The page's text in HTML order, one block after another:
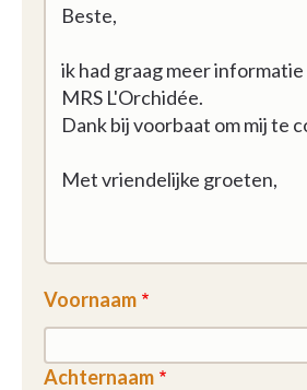
Voornaam
Achternaam